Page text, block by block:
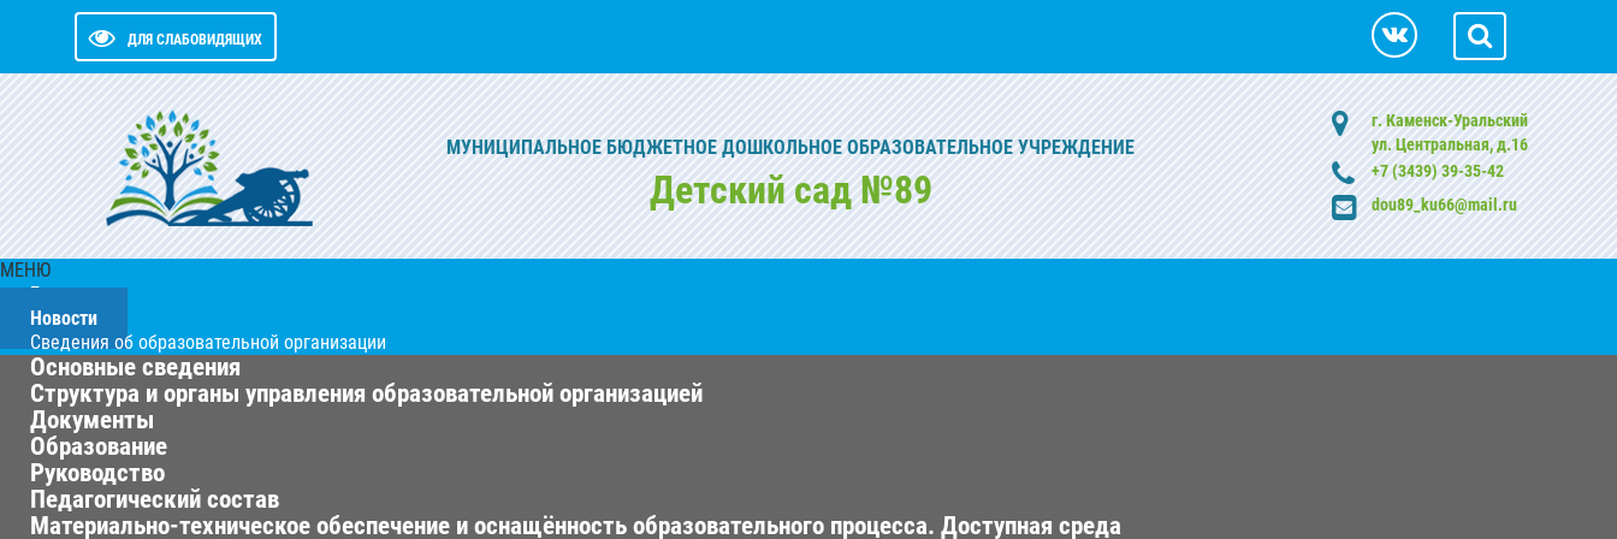
ДЛЯ СЛАБОВИДЯЩИХ
МУНИЦИПАЛЬНОЕ БЮДЖЕТНОЕ ДОШКОЛЬНОЕ ОБРАЗОВАТЕЛЬНОЕ УЧРЕЖДЕНИЕ
Детский сад №89
г. Каменск-Уральский
ул. Центральная, д.16
+7 (3439) 39-35-42
dou89_ku66@mail.ru
МЕНЮ
Главная
Новости
Сведения об образовательной организации
Основные сведения
Структура и органы управления образовательной организацией
Документы
Образование
Руководство
Педагогический состав
Материально-техническое обеспечение и оснащённость образовательного процесса. Доступная среда